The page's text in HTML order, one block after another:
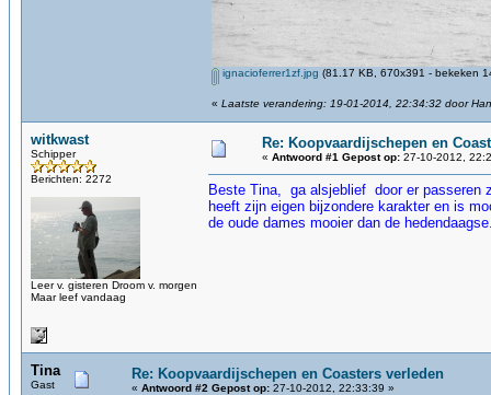
ignacioferrer1zf.jpg (81.17 KB, 670x391 - bekeken
« Laatste verandering: 19-01-2014, 22:34:32 door
witkwast
Schipper
Berichten: 2272
Leer v. gisteren Droom v. morgen
Maar leef vandaag
Re: Koopvaardijschepen en
« Antwoord #1 Gepost op: 27-10-2012,
Beste Tina, ga alsjeblief door er passeren
heeft zijn eigen bijzondere karakter en is
de oude dames mooier dan de
Tina
Gast
Re: Koopvaardijschepen en Coasters verleden
« Antwoord #2 Gepost op: 27-10-2012, 22:33:39 »